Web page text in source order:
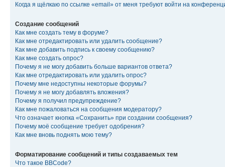
Когда я щёлкаю по ссылке «email» от меня требуют войти на
Создание сообщений
Как мне создать тему в форуме?
Как мне отредактировать или удалить сообщение?
Как мне добавить подпись к своему сообщению?
Как мне создать опрос?
Почему я не могу добавить больше вариантов ответа?
Как мне отредактировать или удалить опрос?
Почему мне недоступны некоторые форумы?
Почему я не могу добавлять вложения?
Почему я получил предупреждение?
Как мне пожаловаться на сообщения модератору?
Что означает кнопка «Сохранить» при создании сообщения?
Почему моё сообщение требует одобрения?
Как мне вновь поднять мою тему?
Форматирование сообщений и типы создаваемых тем
Что такое BBCode?